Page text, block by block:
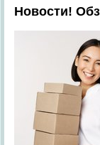
Новости!